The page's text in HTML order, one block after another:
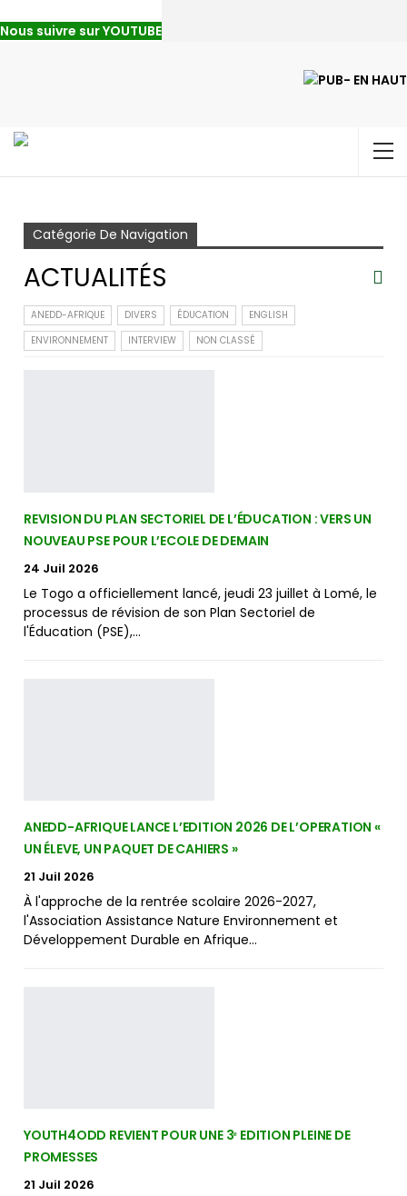
Nous suivre sur YOUTUBE
Catégorie De Navigation
ACTUALITÉS
ANEDD-AFRIQUE DIVERS ÉDUCATION
ENGLISH
ENVIRONNEMENT
INTERVIEW NON CLASSÉ
REVISION DU PLAN SECTORIEL DE L’ÉDUCATION : VERS UN
NOUVEAU PSE POUR L’ECOLE DE DEMAIN
24 Juil 2026
Le Togo a officiellement lancé, jeudi 23 juillet à Lomé, le
processus de révision de son Plan Sectoriel de
l'Éducation (PSE),…
ANEDD-AFRIQUE LANCE L’EDITION 2026 DE L’OPERATION «
UN ÉLEVE, UN PAQUET DE CAHIERS »
21 Juil 2026
À l'approche de la rentrée scolaire 2026-2027,
l'Association Assistance Nature Environnement et
Développement Durable en Afrique…
YOUTH4ODD REVIENT POUR UNE 3ᵉ EDITION PLEINE DE
PROMESSES
21 Juil 2026